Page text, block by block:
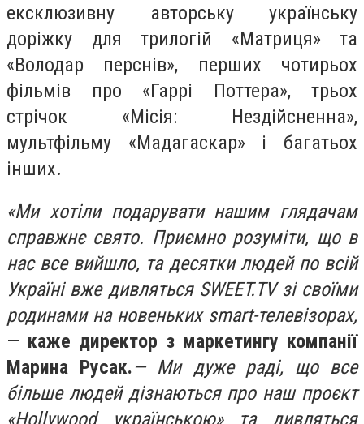
ексклюзивну авторську українську
доріжку для трилогій «Матриця» та
«Володар перснів», перших чотирьох
фільмів про «Гаррі Поттера», трьох
стрічок «Місія: Нездійсненна»,
мультфільму «Мадагаскар» і багатьох
інших.
«Ми хотіли подарувати нашим глядачам
справжнє свято. Приємно розуміти, що в
нас все вийшло, та десятки людей по всій
Україні вже дивляться SWEET.TV зі своїми
родинами на новеньких smart-телевізорах,
— каже директор з маркетингу компанії
Марина Русак.— Ми дуже раді, що все
більше людей дізнаються про наш проєкт
«Hollywood українською» та дивляться